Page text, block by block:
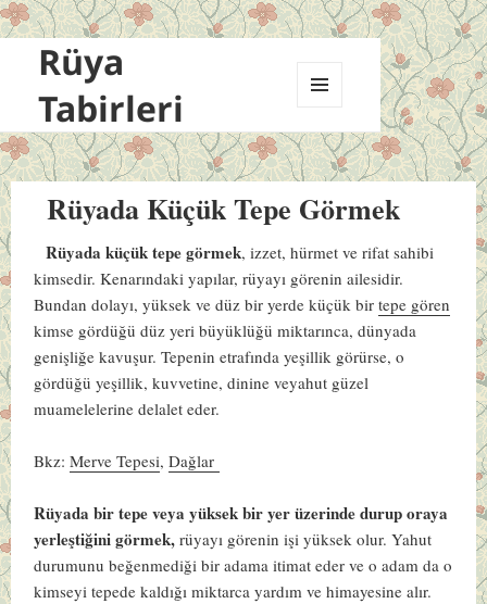
Rüya
Tabirleri
VE
BILEŞENLER
Rüyada Küçük Tepe Görmek
Rüyada küçük tepe görmek, izzet, hürmet ve rifat sahibi
kimsedir. Kenarındaki yapılar, rüyayı görenin ailesidir.
Bundan dolayı, yüksek ve düz bir yerde küçük birtepe gören
kimse gördüğü düz yeri büyüklüğü miktarınca, dünyada
genişliğe kavuşur. Tepenin etrafında yeşillik görürse, o
gördüğü yeşillik, kuvvetine, dinine veyahut güzel
muamelelerine delalet eder.
Bkz:Merve Tepesi,Dağlar
Rüyada bir tepe veya yüksek bir yer üzerinde durup oraya
yerleştiğini görmek, rüyayı görenin işi yüksek olur. Yahut
durumunu beğenmediği bir adama itimat eder ve o adam da o
kimseyi tepede kaldığı miktarca yardım ve himayesine alır.